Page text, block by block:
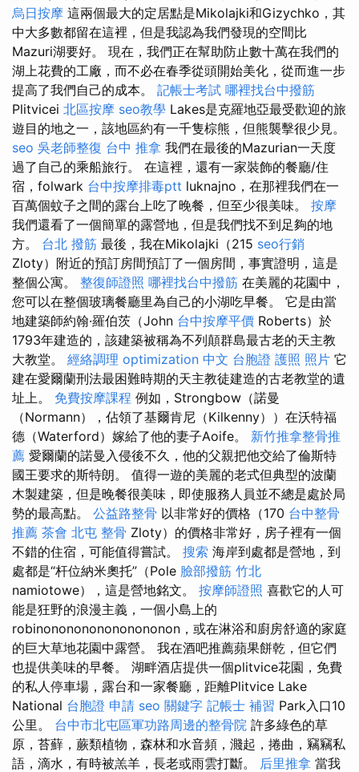
烏日按摩 這兩個最大的定居點是Mikolajki和Gizychko，其
中大多數都留在這裡，但是我認為我們發現的空間比
Mazuri湖要好。 現在，我們正在幫助防止數十萬在我們的
湖上花費的工廠，而不必在春季從頭開始美化，從而進一步
提高了我們自己的成本。 記帳士考試 哪裡找台中撥筋
Plitvicei 北區按摩 seo教學 Lakes是克羅地亞最受歡迎的旅
遊目的地之一，該地區約有一千隻棕熊，但熊襲擊很少見。
seo 吳老師整復 台中 推拿 我們在最後的Mazurian一天度
過了自己的乘船旅行。 在這裡，還有一家裝飾的餐廳/住
宿，folwark 台中按摩排毒ptt luknajno，在那裡我們在一
百萬個蚊子之間的露台上吃了晚餐，但至少很美味。 按摩
我們還看了一個簡單的露營地，但是我們找不到足夠的地
方。 台北 撥筋 最後，我在Mikolajki（215 seo行銷
Zloty）附近的預訂房間預訂了一個房間，事實證明，這是
整個公寓。 整復師證照 哪裡找台中撥筋 在美麗的花園中，
您可以在整個玻璃餐廳里為自己的小湖吃早餐。 它是由當
地建築師約翰·羅伯茨（John 台中按摩平價 Roberts）於
1793年建造的，該建築被稱為不列顛群島最古老的天主教
大教堂。 經絡調理 optimization 中文 台胞證 護照 照片 它
建在愛爾蘭刑法最困難時期的天主教徒建造的古老教堂的遺
址上。 免費按摩課程 例如，Strongbow（諾曼
（Normann），佔領了基爾肯尼（Kilkenny））在沃特福
德（Waterford）嫁給了他的妻子Aoife。 新竹推拿整骨推
薦 愛爾蘭的諾曼入侵後不久，他的父親把他交給了倫斯特
國王要求的斯特朗。 值得一遊的美麗的老式但典型的波蘭
木製建築，但是晚餐很美味，即使服務人員並不總是處於局
勢的最高點。 公益路整骨 以非常好的價格（170 台中整骨
推薦 茶會 北屯 整骨 Zloty）的價格非常好，房子裡有一個
不錯的住宿，可能值得嘗試。 搜索 海岸到處都是營地，到
處都是“杆位納米奧托”（Pole 臉部撥筋 竹北
namiotowe），這是營地銘文。 按摩師證照 喜歡它的人可
能是狂野的浪漫主義，一個小島上的
robinononononononononon，或在淋浴和廚房舒適的家庭
的巨大草地花園中露營。 我在酒吧推薦蘋果餅乾，但它們
也提供美味的早餐。 湖畔酒店提供一個plitvice花園，免費
的私人停車場，露台和一家餐廳，距離Plitvice Lake
National 台胞證 申請 seo 關鍵字 記帳士 補習 Park入口10
公里。 台中市北屯區軍功路周邊的整骨院 許多綠色的草
原，苔蘚，蕨類植物，森林和水音頻，濺起，捲曲，竊竊私
語，滴水，有時被羔羊，長老或雨雲打斷。 后里推拿 當我